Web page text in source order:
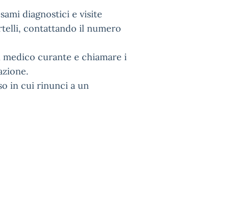
diagnostici e visite
contattando il numero
medico curante e chiamare i
in cui rinunci a un